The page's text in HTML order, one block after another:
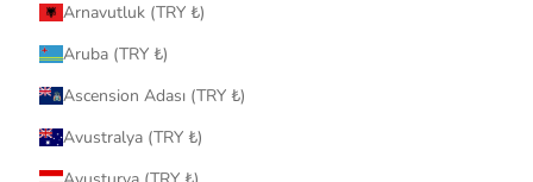
Arnavutluk (TRY ₺)
Aruba (TRY ₺)
Ascension Adası (TRY ₺)
Avustralya (TRY ₺)